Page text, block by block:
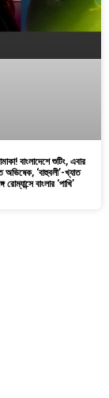
বাংলাদেশে শুটিং, এবার
অভিষেক, ‘বাহুবলী’-খ্যাত
বাংলার ‘পাখি’